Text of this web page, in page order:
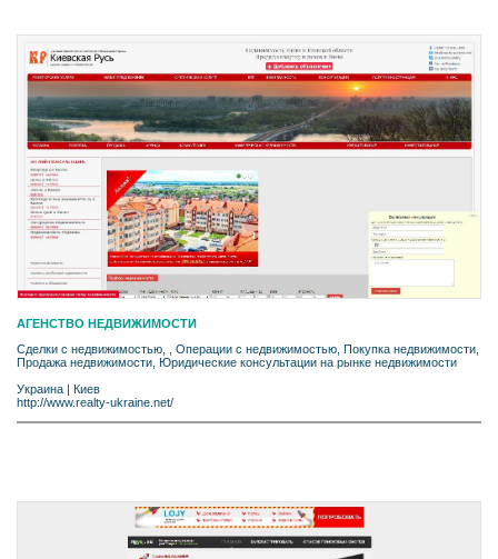
АГЕНСТВО НЕДВИЖИМОСТИ
Cделки с недвижимостью, , Операции с недвижимостью, Покупка недвижимости,
Продажа недвижимости, Юридические консультации на рынке недвижимости
Украина | Киев
http://www.realty-ukraine.net/